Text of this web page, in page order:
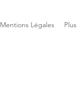
Mentions Légales Plus